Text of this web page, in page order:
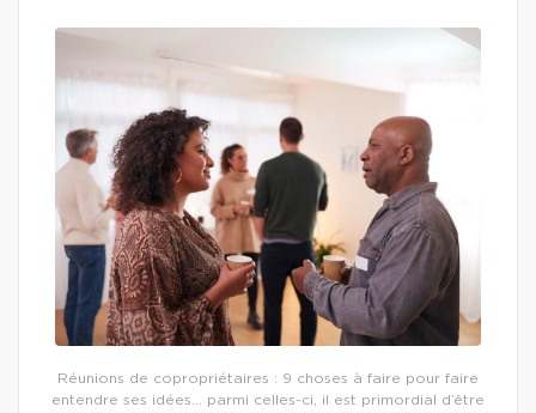
Réunions de copropriétaires : 9 choses à faire pour faire
entendre ses idées… parmi celles-ci, il est primordial d’être